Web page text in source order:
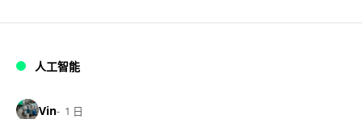
人工智能
Vin 1 日